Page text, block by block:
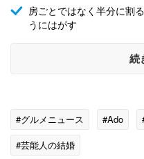
房ごとではなく半分に割
うにはがす
続
#グルメニュース #Ado
#芸能人の結婚